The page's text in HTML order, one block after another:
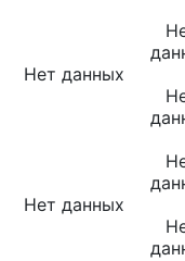
Нет данных
Нет данных